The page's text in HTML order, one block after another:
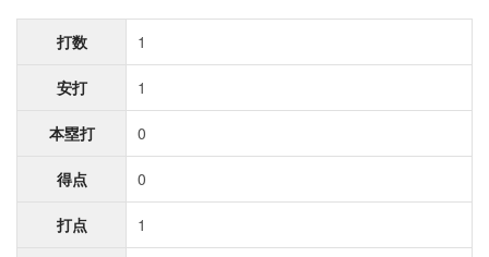
打数 1
安打 1
本塁打 0
得点 0
打点 1